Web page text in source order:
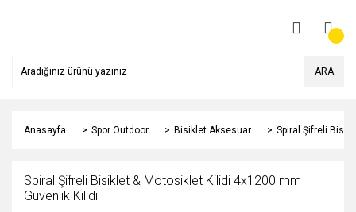
ARA
Anasayfa Spor Outdoor Bisiklet Aksesuar Spiral Şifreli
Spiral Şifreli Bisiklet & Motosiklet Kilidi 4x1200 mm
Güvenlik Kilidi